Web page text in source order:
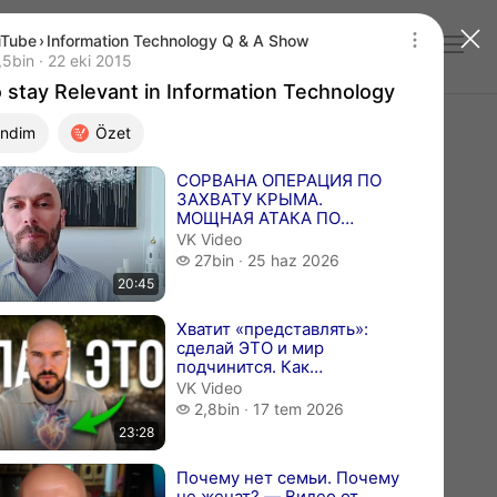
stay Relevant in Information Technology
› Information Technology Q & A Show
izleme
Yayın tarihi 22 eki 2015
22 eki 2015
stay Relevant in Information Technology
Özet
videolar
20:45
СОРВАНА ОПЕРАЦИЯ ПО
ЗАХВАТУ КРЫМА.
МОЩНАЯ АТАКА ПО
УКРАИНЕ Николай Лилин
новости сводки — Видео
VK Video
27bin
27 bin izleme25 haz 2026
23:28
Хватит «представлять»:
сделай ЭТО и мир
подчинится. Как
мгновенно получить
желаемое — Видео от
Дмитр...
VK Video
2,8bin
2,8 bin izleme17 tem 2026
Почему нет семьи. Почему